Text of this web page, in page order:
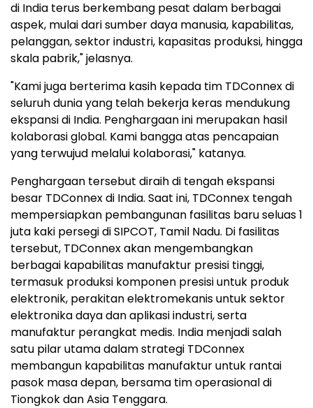
di India terus berkembang pesat dalam berbagai
aspek, mulai dari sumber daya manusia, kapabilitas,
pelanggan, sektor industri, kapasitas produksi, hingga
skala pabrik," jelasnya.
"Kami juga berterima kasih kepada tim TDConnex di
seluruh dunia yang telah bekerja keras mendukung
ekspansi di India. Penghargaan ini merupakan hasil
kolaborasi global. Kami bangga atas pencapaian
yang terwujud melalui kolaborasi," katanya.
Penghargaan tersebut diraih di tengah ekspansi
besar TDConnex di India. Saat ini, TDConnex tengah
mempersiapkan pembangunan fasilitas baru seluas 1
juta kaki persegi di SIPCOT, Tamil Nadu. Di fasilitas
tersebut, TDConnex akan mengembangkan
berbagai kapabilitas manufaktur presisi tinggi,
termasuk produksi komponen presisi untuk produk
elektronik, perakitan elektromekanis untuk sektor
elektronika daya dan aplikasi industri, serta
manufaktur perangkat medis. India menjadi salah
satu pilar utama dalam strategi TDConnex
membangun kapabilitas manufaktur untuk rantai
pasok masa depan, bersama tim operasional di
Tiongkok dan Asia Tenggara.